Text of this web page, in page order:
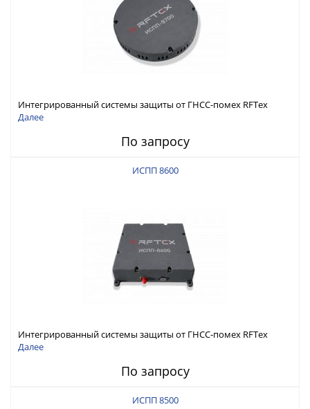
Интегрированный системы защиты от ГНСС-помех RFТех
ИСПП 8700
Далее
По запросу
ИСПП 8600
Интегрированный системы защиты от ГНСС-помех RFТех
ИСПП 8600
Далее
По запросу
ИСПП 8500